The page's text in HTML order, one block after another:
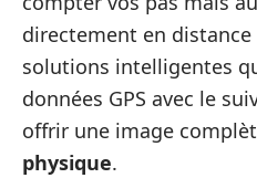
directement en
solutions intelligentes
données GPS avec le
offrir une image
physique.